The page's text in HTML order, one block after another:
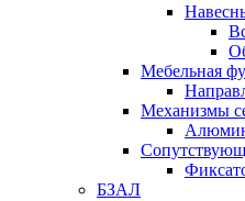
Мебельная
Механизмы
БЗАЛ